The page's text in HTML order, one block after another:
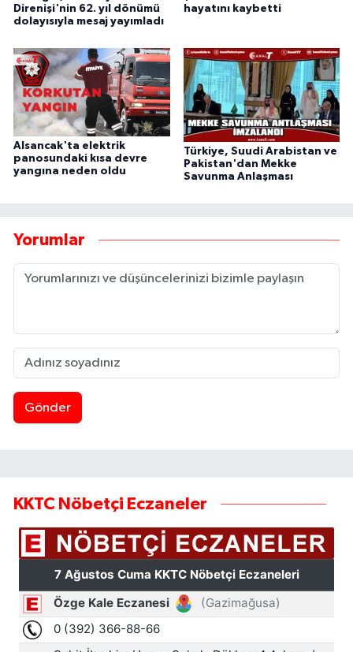
Direnişi'nin 62. yıl dönümü
dolayısıyla mesaj yayımladı
hayatını kaybetti
Alsancak'ta elektrik
panosundaki kısa devre
yangına neden oldu
Türkiye, Suudi Arabistan ve
Pakistan'dan Mekke
Savunma Anlaşması
Yorumlar
Gönder
KKTC Nöbetçi Eczaneler